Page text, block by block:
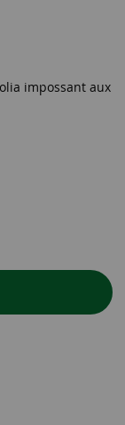
impossant aux